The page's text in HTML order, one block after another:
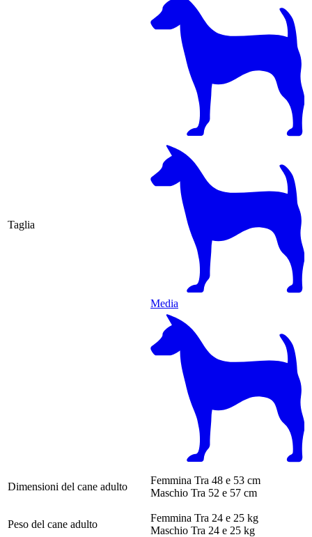
Taglia
Media
Dimensioni del cane adulto
Femmina Tra 48 e 53 cm
Maschio Tra 52 e 57 cm
Peso del cane adulto
Femmina Tra 24 e 25 kg
Maschio Tra 24 e 25 kg